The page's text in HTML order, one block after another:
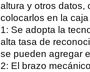
altura y otros datos,
colocarlos en la
1: Se adopta la
alta tasa de
se pueden agregar
2: El brazo